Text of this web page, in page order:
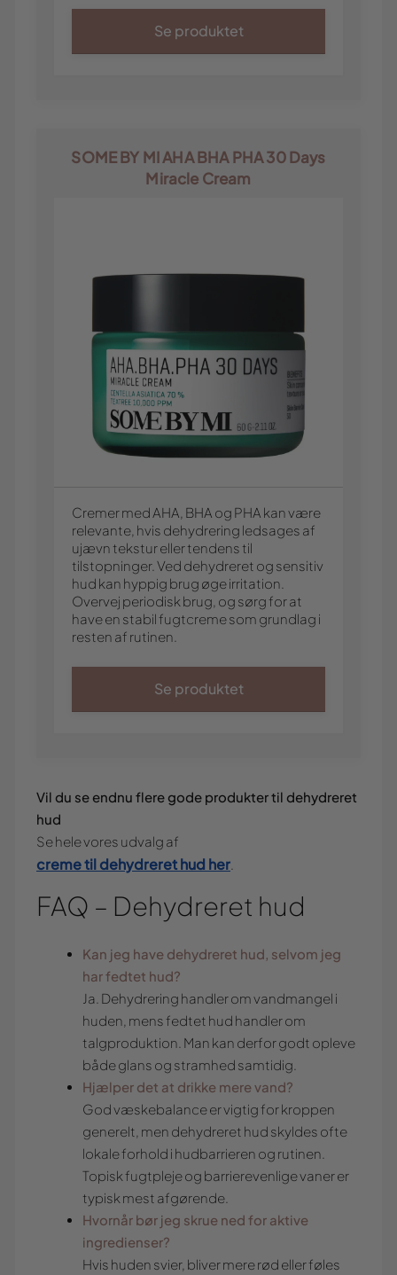
Se produktet
SOME BY MI AHA BHA PHA 30 Days
Miracle Cream
Cremer med AHA, BHA og PHA kan være
relevante, hvis dehydrering ledsages af
ujævn tekstur eller tendens til
tilstopninger. Ved dehydreret og sensitiv
hud kan hyppig brug øge irritation.
Overvej periodisk brug, og sørg for at
have en stabil fugtcreme som grundlag i
resten af rutinen.
Se produktet
Vil du se endnu flere gode produkter til dehydreret
hud
Se hele vores udvalg af
creme til dehydreret hud her
FAQ – Dehydreret hud
Kan jeg have dehydreret hud, selvom jeg
har fedtet hud?
Ja. Dehydrering handler om vandmangel i
huden, mens fedtet hud handler om
talgproduktion. Man kan derfor godt opleve
både glans og stramhed samtidig.
Hjælper det at drikke mere vand?
God væskebalance er vigtig for kroppen
generelt, men dehydreret hud skyldes ofte
lokale forhold i hudbarrieren og rutinen.
Topisk fugtpleje og barrierevenlige vaner er
typisk mest afgørende.
Hvornår bør jeg skrue ned for aktive
ingredienser?
Hvis huden svier, bliver mere rød eller føles